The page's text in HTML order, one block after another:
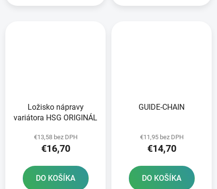
Ložisko nápravy
variátora HSG ORIGINÁL
€13,58 bez DPH
€16,70
DO KOŠÍKA
GUIDE-CHAIN
€11,95 bez DPH
€14,70
DO KOŠÍKA